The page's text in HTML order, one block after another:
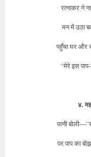
रत्नाकर ने
मन में उठा
पहुँचा घर और
“मेरे इस
४.
पत्नी
पर पाप का